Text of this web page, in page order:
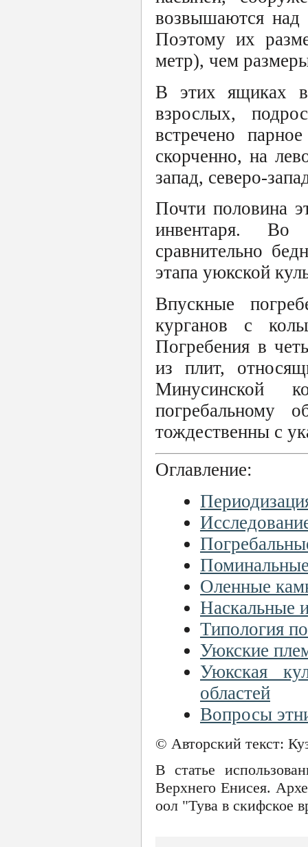
возвышаются над
Поэтому их
метр), чем
В этих ящиках
взрослых,
встречено
скорченно, на
запад, северо-
Почти половина
инвентаря. Во
сравнительно
этапа уюкской
Впускные
курганов с
Погребения в
из плит,
Минусинской
погребальному
тождественны с
Оглавление:
Оленные
Наскальные
Типология
Уюкские
Уюкская
областей
Вопросы
© Авторский текст:
В статье
Верхнего Енисея.
оол "Тува в скифское